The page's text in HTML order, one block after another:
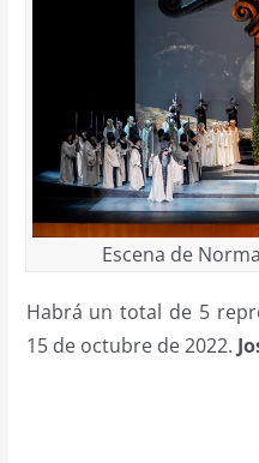
Escena de
Habrá un total de 5
15 de octubre de 2022.